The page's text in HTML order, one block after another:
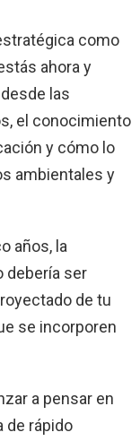
como
ahora y
las
el conocimiento
y cómo lo
ambientales y
años, la
debería ser
de tu
se incorporen
a pensar en
de rápido